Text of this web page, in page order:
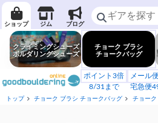
ショップ ジム ブログ
クライミングシューズ
ボルダリングシューズ
チョーク ブラシ
チョークバッグ
ポイント3倍
8/31まで
メール
宅急便
トップ チョーク ブラシ チョークバッグ チョーク